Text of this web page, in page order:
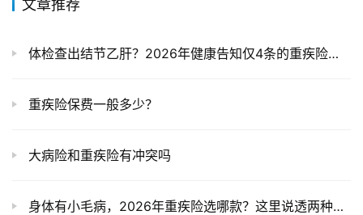
文章推荐
体检查出结节乙肝？2026年健康告知仅4条的重疾险深度测评
重疾险保费一般多少？
大病险和重疾险有冲突吗
身体有小毛病，2026年重疾险选哪款？这里说透两种思路